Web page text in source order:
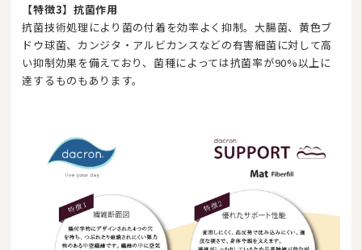
【特徴3】抗菌作用
抗菌技術処理により菌の付着を効率よく抑制。大腸菌、黄色ブ
ドウ球菌、カンジタ・アルビカンスなどの有害細菌に対して高
い抑制効果を備えており、菌種によっては抗菌率が90%以上に
達するものもあります。